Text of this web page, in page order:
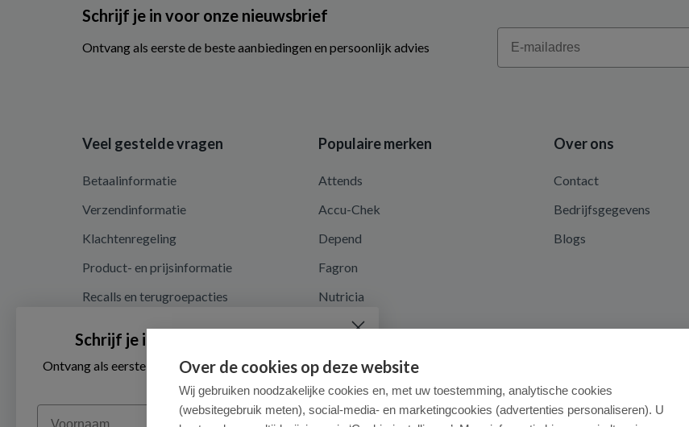
Schrijf je in voor onze nieuwsbrief
Ontvang als eerste de beste aanbiedingen en persoonlijk advies
Email
Veel gestelde vragen
Betaalinformatie
Verzendinformatie
Klachtenregeling
Product- en prijsinformatie
Recalls en terugroepacties
Privacy en cookieverklaring
Cookie instellingen
Algemene voorwaarden
Herroepingsrecht en retouren
Populaire merken
Attends
Accu-Chek
Depend
Fagron
Nutricia
Over ons
Contact
Bedrijfsgegevens
Blogs
Over de cookies op deze website
Wij gebruiken noodzakelijke cookies en, met uw toestemming, analytische cookies
(websitegebruik meten), social-media- en marketingcookies (advertenties personaliseren). U
Schrijf je in voor onze nieuwsbrief
Ontvang als eerste de beste aanbiedingen en persoonlijk
Voornaam